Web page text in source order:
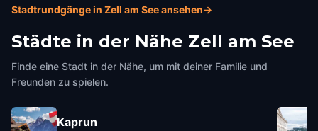
Stadtrundgänge in Zell am See ansehen→
Städte in der Nähe Zell am See
Finde eine Stadt in der Nähe, um mit deiner Familie und
Freunden zu spielen.
Kaprun